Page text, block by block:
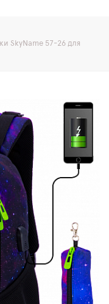
SkyNamе 57-26 для